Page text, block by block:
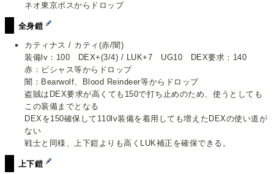
ネオ東京ボスからドロップ
全身鎧
カティナス / カティ(赤/闇)
装備lv：100 DEX+(3/4) / LUK+7 UG10 DEX要求：140
赤：ビシャス等からドロップ
闇：Bearwolf、Blood Reindeer等からドロップ
盗賊はDEX要求が高くても150で打ち止めのため、使うとしても
この装備までとなる
DEXを150確保して110lv装備を着用しても増えたDEXの使い道が
ない
戦士と同様、上下鎧よりも高くLUK補正を確保できる。
上下鎧